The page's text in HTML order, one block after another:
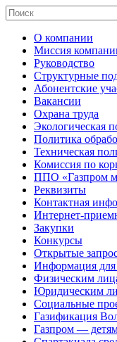
О компании
Миссия
Руководство
Структурные
Абонентские
Вакансии
Охрана труда
Экологическая
Политика
Техническая
Комиссия по
ППО «Газпром
Реквизиты
Контактная
Интернет-
Закупки
Конкурсы
Открытые
Информация для
Физическим
Юридическим
Социальные
Газификация
Газпром —